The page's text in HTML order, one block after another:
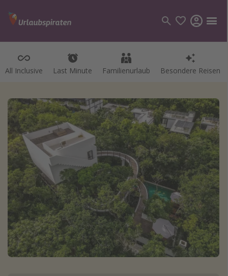
All Inclusive Last Minute Familienurlaub Besondere Reisen
Kategorien
Hotel
Pauschalreisen
Kreuzfahrten
Reiseziele
Alle Reiseziele
Bodensee Urlaub
Gozo Urlaub
Normandie Urlaub
Goa Urlaub